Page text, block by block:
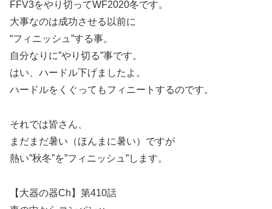
FFV3をやり切ってWF2020冬です。
大事なのは成功させる以前に
“フィニッシュ”する事。
自分なりに”やり切る”事です。
はい、ハードル下げましたよ。
ハードルをくぐってもフィニートするのです。
それでは皆さん、
まだまだ暑い（ほんまに暑い）ですが
熱い”秋冬”を”フィニッシュ”します。
【大器の器Ch】第410話